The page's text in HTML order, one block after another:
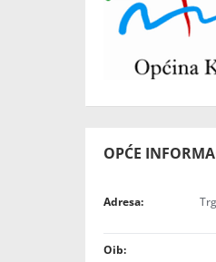
OPĆE
Adresa:
Oib: